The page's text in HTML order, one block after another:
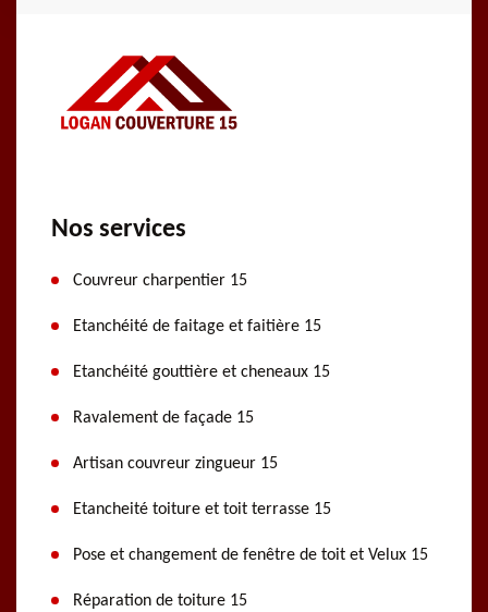
Nos services
Couvreur charpentier 15
Etanchéité de faitage et faitière 15
Etanchéité gouttière et cheneaux 15
Ravalement de façade 15
Artisan couvreur zingueur 15
Etancheité toiture et toit terrasse 15
Pose et changement de fenêtre de toit et Velux 15
Réparation de toiture 15